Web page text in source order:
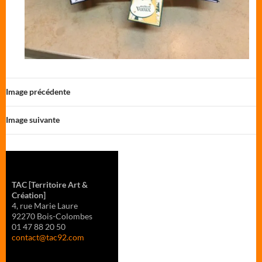
Image précédente
Image suivante
TAC[Territoire Art &
Création]
4, rue Marie Laure
92270 Bois-Colombes
01 47 88 20 50
contact@tac92.com